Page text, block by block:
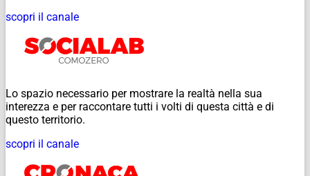
scopri il canale
Lo spazio necessario per mostrare la realtà nella sua
interezza e per raccontare tutti i volti di questa città e di
questo territorio.
scopri il canale